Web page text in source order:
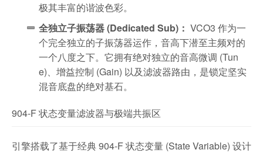
极其丰富的谐波色彩。
全独立子振荡器 (Dedicated Sub)： VCO3 作为一
个完全独立的子振荡器运作，音高下潜至主频对的
一个八度之下。它拥有绝对独立的音高微调 (Tun
e)、增益控制 (Gain) 以及滤波器路由，是锁定坚实
混音底盘的绝对基石。
904-F 状态变量滤波器与极端共振区
引擎搭载了基于经典 904-F 状态变量 (State Variable) 设计